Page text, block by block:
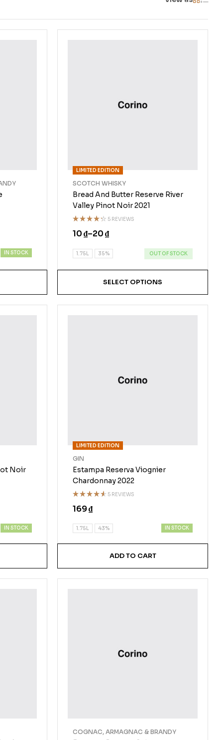
IN STOCK
LIMITED EDITION
Bread And Butter Reserve River
Valley Pinot Noir 2021
Rated
4.20out
5 REVIEWS
SCOTCH WHISKY
10₫–20₫
1.75L 35% OUT OF STOCK
SELECT OPTIONS
Noir
IN STOCK
LIMITED EDITION
Estampa Reserva Viognier
Chardonnay 2022
Rated
4.50 out
5 REVIEWS
GIN
169₫
1.75L 43% IN STOCK
ADD TO CART
COGNAC, ARMAGNAC & BRANDY